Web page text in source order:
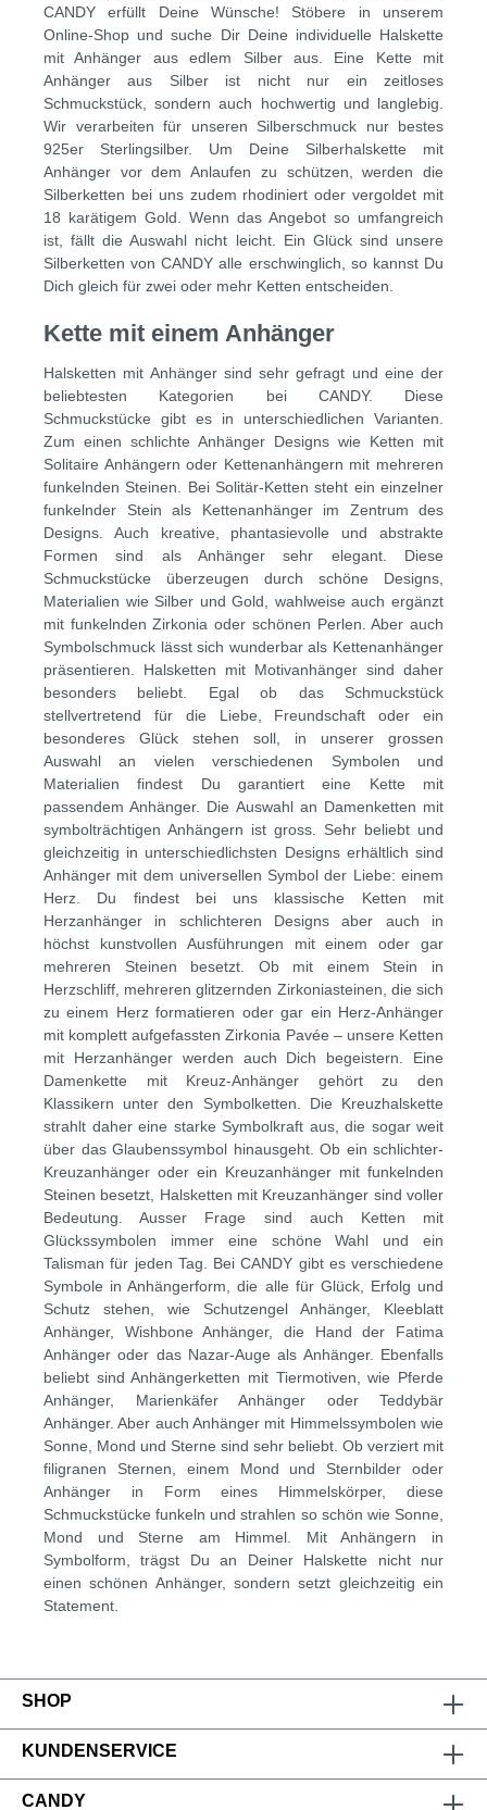
CANDY erfüllt Deine Wünsche! Stöbere in unserem
Online-Shop und suche Dir Deine individuelle Halskette
mit Anhänger aus edlem Silber aus. Eine Kette mit
Anhänger aus Silber ist nicht nur ein zeitloses
Schmuckstück, sondern auch hochwertig und langlebig.
Wir verarbeiten für unseren Silberschmuck nur bestes
925er Sterlingsilber. Um Deine Silberhalskette mit
Anhänger vor dem Anlaufen zu schützen, werden die
Silberketten bei uns zudem rhodiniert oder vergoldet mit
18 karätigem Gold. Wenn das Angebot so umfangreich
ist, fällt die Auswahl nicht leicht. Ein Glück sind unsere
Silberketten von CANDY alle erschwinglich, so kannst Du
Dich gleich für zwei oder mehr Ketten entscheiden.
Kette mit einem Anhänger
Halsketten mit Anhänger sind sehr gefragt und eine der
beliebtesten Kategorien bei CANDY. Diese
Schmuckstücke gibt es in unterschiedlichen Varianten.
Zum einen schlichte Anhänger Designs wie Ketten mit
Solitaire Anhängern oder Kettenanhängern mit mehreren
funkelnden Steinen. Bei Solitär-Ketten steht ein einzelner
funkelnder Stein als Kettenanhänger im Zentrum des
Designs. Auch kreative, phantasievolle und abstrakte
Formen sind als Anhänger sehr elegant. Diese
Schmuckstücke überzeugen durch schöne Designs,
Materialien wie Silber und Gold, wahlweise auch ergänzt
mit funkelnden Zirkonia oder schönen Perlen. Aber auch
Symbolschmuck lässt sich wunderbar als Kettenanhänger
präsentieren. Halsketten mit Motivanhänger sind daher
besonders beliebt. Egal ob das Schmuckstück
stellvertretend für die Liebe, Freundschaft oder ein
besonderes Glück stehen soll, in unserer grossen
Auswahl an vielen verschiedenen Symbolen und
Materialien findest Du garantiert eine Kette mit
passendem Anhänger. Die Auswahl an Damenketten mit
symbolträchtigen Anhängern ist gross. Sehr beliebt und
gleichzeitig in unterschiedlichsten Designs erhältlich sind
Anhänger mit dem universellen Symbol der Liebe: einem
Herz. Du findest bei uns klassische Ketten mit
Herzanhänger in schlichteren Designs aber auch in
höchst kunstvollen Ausführungen mit einem oder gar
mehreren Steinen besetzt. Ob mit einem Stein in
Herzschliff, mehreren glitzernden Zirkoniasteinen, die sich
zu einem Herz formatieren oder gar ein Herz-Anhänger
mit komplett aufgefassten Zirkonia Pavée – unsere Ketten
mit Herzanhänger werden auch Dich begeistern. Eine
Damenkette mit Kreuz-Anhänger gehört zu den
Klassikern unter den Symbolketten. Die Kreuzhalskette
strahlt daher eine starke Symbolkraft aus, die sogar weit
über das Glaubenssymbol hinausgeht. Ob ein schlichter-
Kreuzanhänger oder ein Kreuzanhänger mit funkelnden
Steinen besetzt, Halsketten mit Kreuzanhänger sind voller
Bedeutung. Ausser Frage sind auch Ketten mit
Glückssymbolen immer eine schöne Wahl und ein
Talisman für jeden Tag. Bei CANDY gibt es verschiedene
Symbole in Anhängerform, die alle für Glück, Erfolg und
Schutz stehen, wie Schutzengel Anhänger, Kleeblatt
Anhänger, Wishbone Anhänger, die Hand der Fatima
Anhänger oder das Nazar-Auge als Anhänger. Ebenfalls
beliebt sind Anhängerketten mit Tiermotiven, wie Pferde
Anhänger, Marienkäfer Anhänger oder Teddybär
Anhänger. Aber auch Anhänger mit Himmelssymbolen wie
Sonne, Mond und Sterne sind sehr beliebt. Ob verziert mit
filigranen Sternen, einem Mond und Sternbilder oder
Anhänger in Form eines Himmelskörper, diese
Schmuckstücke funkeln und strahlen so schön wie Sonne,
Mond und Sterne am Himmel. Mit Anhängern in
Symbolform, trägst Du an Deiner Halskette nicht nur
einen schönen Anhänger, sondern setzt gleichzeitig ein
Statement.
SHOP
KUNDENSERVICE
CANDY